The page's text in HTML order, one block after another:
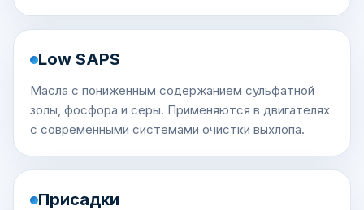
Low SAPS
Масла с пониженным содержанием сульфатной
золы, фосфора и серы. Применяются в двигателях
с современными системами очистки выхлопа.
Присадки